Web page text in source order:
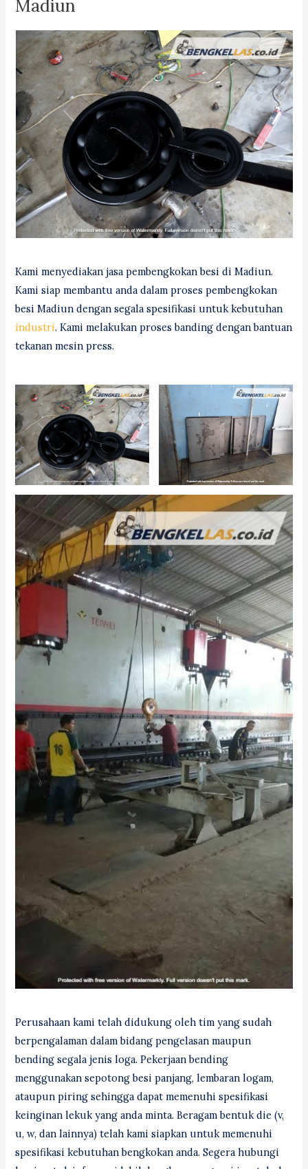
Madiun
Kami menyediakan jasa pembengkokan besi di Madiun.
Kami siap membantu anda dalam proses pembengkokan
besi Madiun dengan segala spesifikasi untuk kebutuhan
industri. Kami melakukan proses banding dengan bantuan
tekanan mesin press.
Perusahaan kami telah didukung oleh tim yang sudah
berpengalaman dalam bidang pengelasan maupun
bending segala jenis loga. Pekerjaan bending
menggunakan sepotong besi panjang, lembaran logam,
ataupun piring sehingga dapat memenuhi spesifikasi
keinginan lekuk yang anda minta. Beragam bentuk die (v,
u, w, dan lainnya) telah kami siapkan untuk memenuhi
spesifikasi kebutuhan bengkokan anda. Segera hubungi